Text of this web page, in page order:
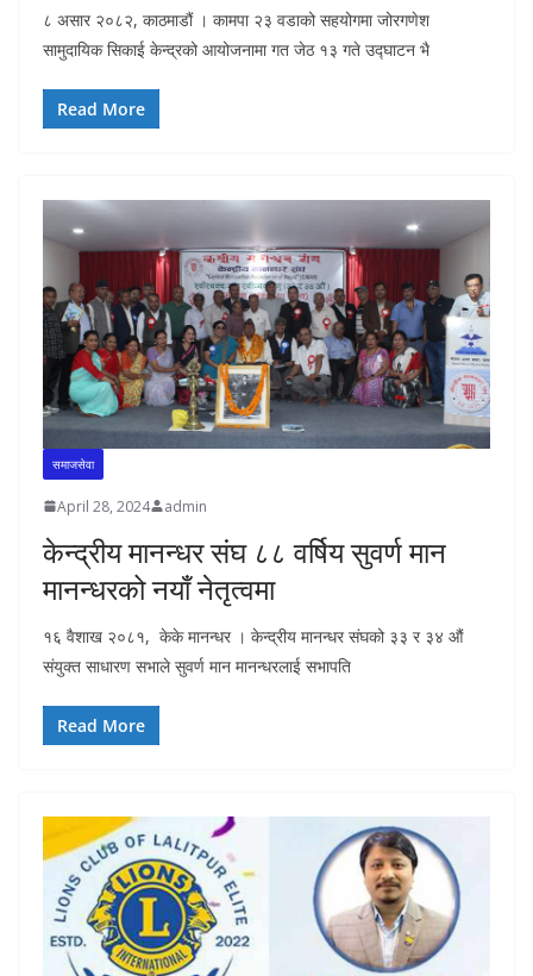
८ असार २०८२, काठमाडौं । कामपा २३ वडाको सहयोगमा जोरगणेश
सामुदायिक सिकाई केन्द्रको आयोजनामा गत जेठ १३ गते उद्घाटन भै
Read More
समाजसेवा
April 28, 2024 admin
केन्द्रीय मानन्धर संघ ८८ वर्षिय सुवर्ण मान
मानन्धरको नयाँ नेतृत्वमा
१६ वैशाख २०८१, केके मानन्धर । केन्द्रीय मानन्धर संघको ३३ र ३४ औं
संयुक्त साधारण सभाले सुवर्ण मान मानन्धरलाई सभापति
Read More